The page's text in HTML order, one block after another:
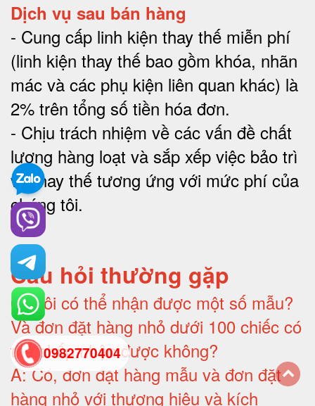
Dịch vụ sau bán hàng
- Cung cấp linh kiện thay thế miễn phí
(linh kiện thay thế bao gồm khóa, nhãn
mác và các phụ kiện liên quan khác) là
2% trên tổng số tiền hóa đơn.
- Chịu trách nhiệm về các vấn đề chất
lượng hàng loạt và sắp xếp việc bảo trì
và thay thế tương ứng với mức phí của
chúng tôi.
Câu hỏi thường gặp
Q:Tôi có thể nhận được một số mẫu?
Và đơn đặt hàng nhỏ dưới 100 chiếc có
thể chấp nhận được không?
A:Có, đơn đặt hàng mẫu và đơn đặt
hàng nhỏ với thương hiệu và kích
0982770404